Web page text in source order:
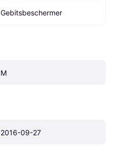
Gebitsbeschermer
M
2016-09-27